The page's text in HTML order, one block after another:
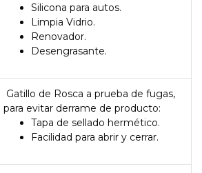
Silicona para autos.
Limpia Vidrio.
Renovador.
Desengrasante.
Gatillo de Rosca a prueba de fugas,
para evitar derrame de producto:
Tapa de sellado hermético.
Facilidad para abrir y cerrar.